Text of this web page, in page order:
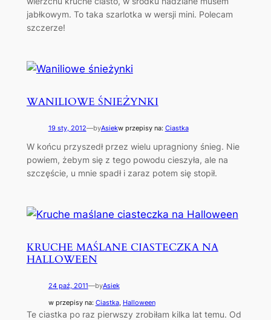
jabłkowym. To taka szarlotka w wersji mini. Polecam
szczerze!
WANILIOWE ŚNIEŻYNKI
19 sty, 2012—byAsiekw przepisy na: Ciastka
W końcu przyszedł przez wielu upragniony śnieg. Nie
powiem, żebym się z tego powodu cieszyła, ale na
szczęście, u mnie spadł i zaraz potem się stopił.
KRUCHE MAŚLANE CIASTECZKA NA
HALLOWEEN
24 paź, 2011—byAsiek
w przepisy na: Ciastka, Halloween
Te ciastka po raz pierwszy zrobiłam kilka lat temu. Od